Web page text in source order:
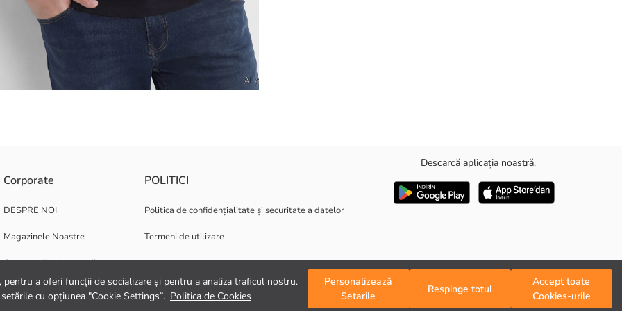
a oferi funcții de socializare și pentru a analiza traficul nostru.
cu opțiunea "Cookie Settings”. Politica de Cookies
Personalizează
Setarile
Respinge totul
Accept toate
Cookies-urile
Corporate
DESPRE NOI
Magazinele Noastre
Oportunități de carieră
Suport corporativ
POLITICI
Politica de confidențialitate și securitate a datelor
Termeni de utilizare
Descarcă aplicația noastră.